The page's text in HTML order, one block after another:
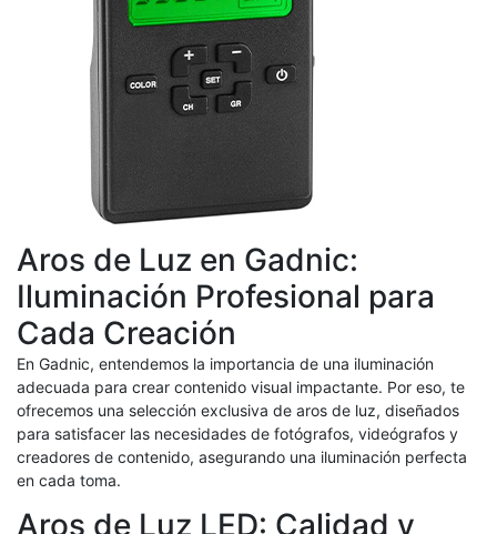
Aros de Luz en Gadnic:
Iluminación Profesional para
Cada Creación
En Gadnic, entendemos la importancia de una iluminación
adecuada para crear contenido visual impactante. Por eso, te
ofrecemos una selección exclusiva de aros de luz, diseñados
para satisfacer las necesidades de fotógrafos, videógrafos y
creadores de contenido, asegurando una iluminación perfecta
en cada toma.
Aros de Luz LED: Calidad y